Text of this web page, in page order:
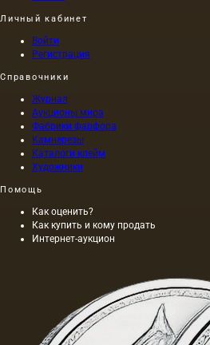
Личный кабинет
Войти
Регистрация
Справочники
Журнал
Аукционы мира
Фабрики фарфора
Камнерезы
Каталоги клейм
Художники
Помощь
Как оценить?
Как купить и кому продать
Интернет-аукцион